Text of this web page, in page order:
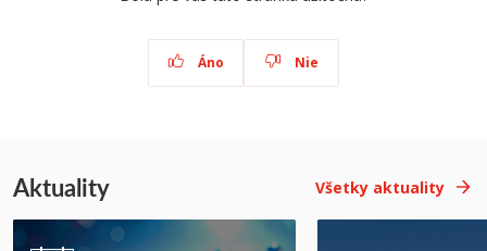
Áno Nie
Aktuality Všetky aktuality